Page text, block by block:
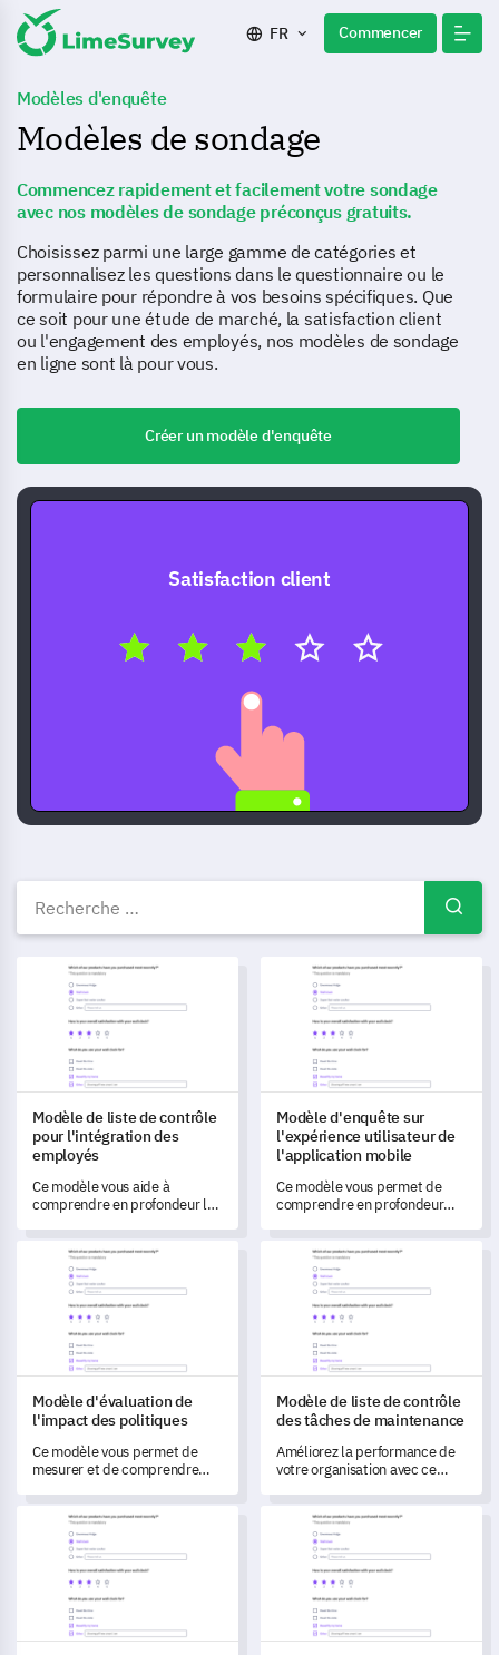
FR Commencer
Modèles d'enquête
Modèles de sondage
Commencez rapidement et facilement votre sondage
avec nos modèles de sondage préconçus gratuits.
Choisissez parmi une large gamme de catégories et
personnalisez les questions dans le questionnaire ou le
formulaire pour répondre à vos besoins spécifiques. Que
ce soit pour une étude de marché, la satisfaction client
ou l'engagement des employés, nos modèles de sondage
en ligne sont là pour vous.
Créer un modèle d'enquête
Satisfaction client
Modèles de sondages
Modèle de liste de contrôle pour l'intégration des employés
Modèle de liste de contrôle
pour l'intégration des
employés
Ce modèle vous aide à
comprendre en profondeur le
employés, débloquant des
informations clés pour
transformer et améliorer votre
programme de formation.
Modèle d'enquête sur
Modèle d'enquête sur
l'expérience utilisateur de
l'application mobile
Ce modèle vous permet de
comprendre en profondeur
votre application et d'identifier
les domaines à optimiser.
Modèle d'évaluation de l'impact des politiques
Modèle d'évaluation de
l'impact des politiques
Ce modèle vous permet de
mesurer et de comprendre
politique au sein de votre
organisation.
Modèle de liste de contrôle
Modèle de liste de contrôle
des tâches de maintenance
Améliorez la performance de
votre organisation avec ce
des tâches de maintenance
pour transformer l'efficacité
de vos pratiques routinières.
Modèle d'Évaluation des Attributs de MarqueModèle d'auto-évaluation